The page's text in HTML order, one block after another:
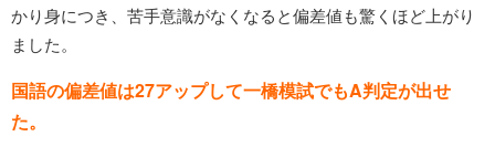
かり身につき、苦手意識がなくなると偏差値も驚くほど上がり
ました。
国語の偏差値は27アップして一橋模試でもA判定が出せ
た。